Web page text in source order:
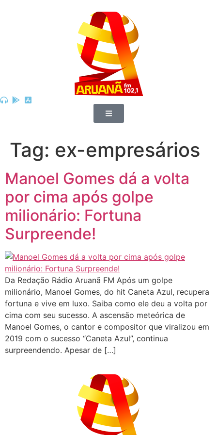
Tag: ex-empresários
Manoel Gomes dá a volta
por cima após golpe
milionário: Fortuna
Surpreende!
Da Redação Rádio Aruanã FM Após um golpe
milionário, Manoel Gomes, do hit Caneta Azul, recupera
fortuna e vive em luxo. Saiba como ele deu a volta por
cima com seu sucesso. A ascensão meteórica de
Manoel Gomes, o cantor e compositor que viralizou em
2019 com o sucesso “Caneta Azul”, continua
surpreendendo. Apesar de […]